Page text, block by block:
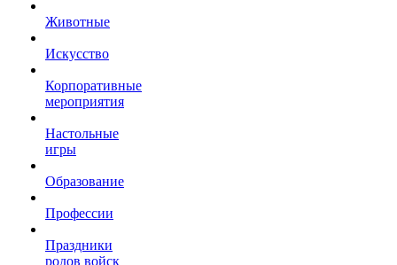
Животные
Искусство
Корпоративные
мероприятия
Настольные
игры
Образование
Профессии
Праздники
родов войск